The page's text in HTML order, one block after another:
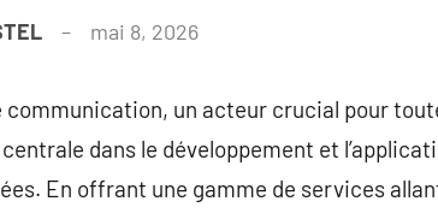
mai 8, 2026
communication, un acteur crucial pour
dans le développement et
En offrant une gamme de services